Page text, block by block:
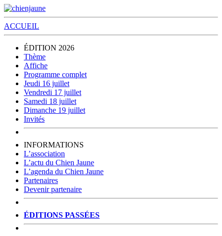
ACCUEIL
ÉDITION 2026
Thème
Affiche
Programme complet
Jeudi 16 juillet
Vendredi 17 juillet
Samedi 18 juillet
Dimanche 19 juillet
Invités
INFORMATIONS
L’association
L’actu du Chien Jaune
L’agenda du Chien Jaune
Partenaires
Devenir partenaire
ÉDITIONS PASSÉES